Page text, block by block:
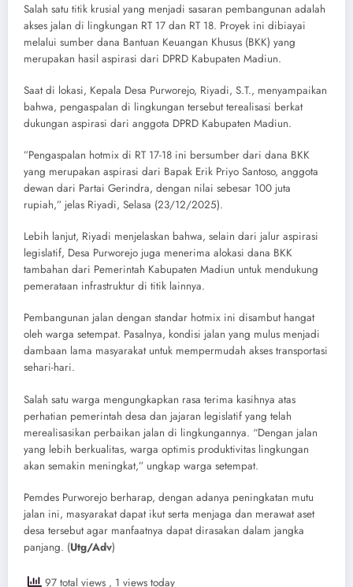
​Salah satu titik krusial yang menjadi sasaran pembangunan adalah
akses jalan di lingkungan RT 17 dan RT 18. Proyek ini dibiayai
melalui sumber dana Bantuan Keuangan Khusus (BKK) yang
merupakan hasil aspirasi dari DPRD Kabupaten Madiun.
Saat di lokasi, ​Kepala Desa Purworejo, Riyadi, S.T., menyampaikan
bahwa, pengaspalan di lingkungan tersebut terealisasi berkat
dukungan aspirasi dari anggota DPRD Kabupaten Madiun.
​”Pengaspalan hotmix di RT 17-18 ini bersumber dari dana BKK
yang merupakan aspirasi dari Bapak Erik Priyo Santoso, anggota
dewan dari Partai Gerindra, dengan nilai sebesar 100 juta
rupiah,” jelas Riyadi, Selasa (23/12/2025).
​Lebih lanjut, Riyadi menjelaskan bahwa, selain dari jalur aspirasi
legislatif, Desa Purworejo juga menerima alokasi dana BKK
tambahan dari Pemerintah Kabupaten Madiun untuk mendukung
pemerataan infrastruktur di titik lainnya.
​Pembangunan jalan dengan standar hotmix ini disambut hangat
oleh warga setempat. Pasalnya, kondisi jalan yang mulus menjadi
dambaan lama masyarakat untuk mempermudah akses transportasi
sehari-hari.
​Salah satu warga mengungkapkan rasa terima kasihnya atas
perhatian pemerintah desa dan jajaran legislatif yang telah
merealisasikan perbaikan jalan di lingkungannya. “Dengan jalan
yang lebih berkualitas, warga optimis produktivitas lingkungan
akan semakin meningkat,” ungkap warga setempat.
Pemdes Purworejo berharap, dengan adanya peningkatan mutu
jalan ini, masyarakat dapat ikut serta menjaga dan merawat aset
desa tersebut agar manfaatnya dapat dirasakan dalam jangka
panjang. (Utg/Adv)
97 total views , 1 views today